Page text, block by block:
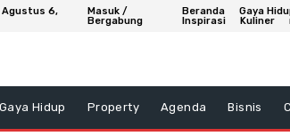
Agustus 6,
Masuk /
Bergabung
Beranda Gaya
Inspirasi
Kuliner
Gaya Hidup Property Agenda Bisnis